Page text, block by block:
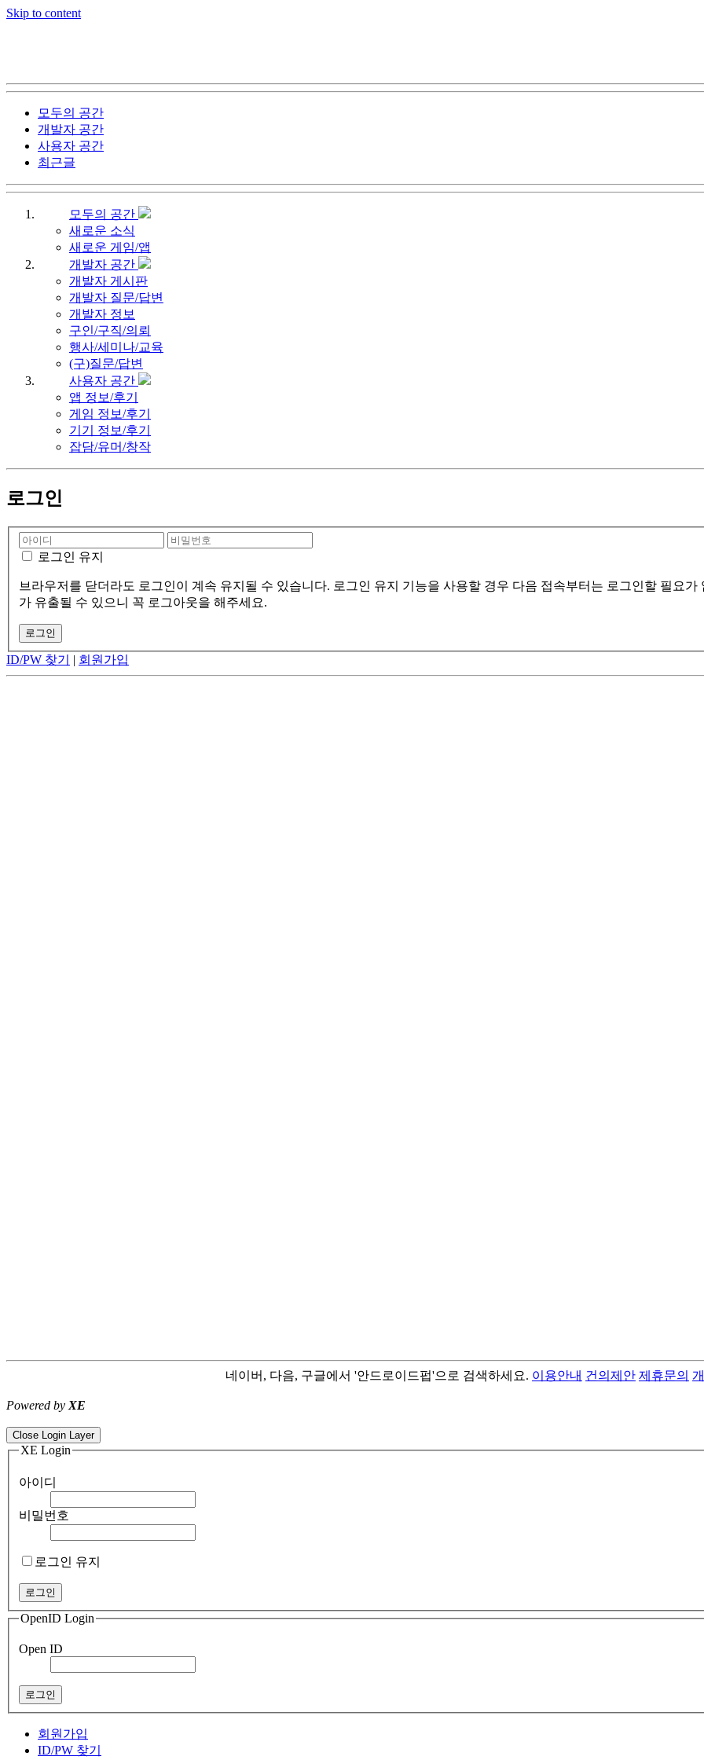
Skip to content
모두의 공간
개발자 공간
사용자 공간
최근글
모두의 공간
새로운 소식
새로운 게임/앱
개발자 공간
개발자 게시판
개발자 질문/답변
개발자 정보
구인/구직/의뢰
행사/세미나/교육
(구)질문/답변
사용자 공간
앱 정보/후기
게임 정보/후기
기기 정보/후기
잡담/유머/창작
로그인
로그인 유지
브라우저를 닫더라도 로그인이 계속 유지될 수 있습니다. 로그인 유지 기능을 사용할 경우 다음 접속부터는 로그인할 필요
가 유출될 수 있으니 꼭 로그아웃을 해주세요.
ID/PW 찾기 | 회원가입
네이버, 다음, 구글에서 '안드로이드펍'으로 검색하세요. 이용안내 건의제안 제휴문의
Powered by XE
Close Login Layer
XE Login
아이디
비밀번호
로그인 유지
OpenID Login
Open ID
회원가입
ID/PW 찾기